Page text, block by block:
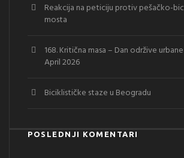
Reakcija na peticiju protiv pešačko-
mosta
168. Kritična masa – Dan održive
April 2026
Biciklističke staze u Beogradu
POSLEDNJI KOMENTARI